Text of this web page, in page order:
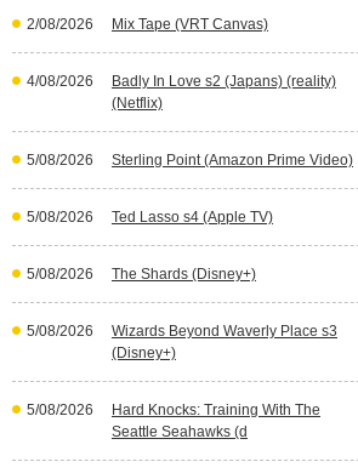
2/08/2026 Mix Tape (VRT Canvas)
4/08/2026
Badly In Love s2 (Japans) (reality)
(Netflix)
5/08/2026 Sterling Point (Amazon Prime Video)
5/08/2026 Ted Lasso s4 (Apple TV)
5/08/2026 The Shards (Disney+)
5/08/2026
Wizards Beyond Waverly Place s3
(Disney+)
5/08/2026
Hard Knocks: Training With The
Seattle Seahawks (d